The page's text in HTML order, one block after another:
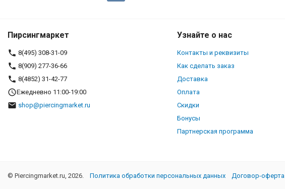
Пирсингмаркет
8(495) 308-31-09
8(909) 277-36-66
8(4852) 31-42-77
Ежедневно 11:00-19:00
shop@piercingmarket.ru
Узнайте о нас
Контакты и реквизиты
Как сделать заказ
Доставка
Оплата
Скидки
Бонусы
Партнерская программа
© Piercingmarket.ru, 2026. Политика обработки персональных данных Договор-оферта